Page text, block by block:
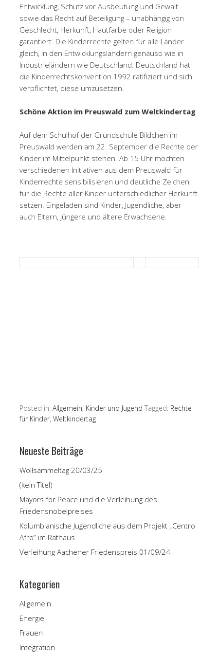
Entwicklung, Schutz vor Ausbeutung und Gewalt
sowie das Recht auf Beteiligung – unabhängig von
Geschlecht, Herkunft, Hautfarbe oder Religion
garantiert. Die Kinderrechte gelten für alle Länder
gleich, in den Entwicklungsländern genauso wie in
Industrieländern wie Deutschland. Deutschland hat
die Kinderrechtskonvention 1992 ratifiziert und sich
verpflichtet, diese umzusetzen.
Schöne Aktion im Preuswald zum Weltkindertag
Auf dem Schulhof der Grundschule Bildchen im
Preuswald werden am 22. September die Rechte der
Kinder im Mittelpunkt stehen. Ab 15 Uhr möchten
verschiedenen Initiativen aus dem Preuswald für
Kinderrechte sensibilisieren und deutliche Zeichen
für die Rechte aller Kinder unterschiedlicher Herkunft
setzen. Eingeladen sind Kinder, Jugendliche, aber
auch Eltern, jüngere und ältere Erwachsene.
Posted in: Allgemein, Kinder und Jugend Tagged: Rechte
für Kinder, Weltkindertag
Neueste Beiträge
Wollsammeltag 20/03/25
(kein Titel)
Mayors for Peace und die Verleihung des
Friedensnobelpreises
Kolumbianische Jugendliche aus dem Projekt „Centro
Afro“ im Rathaus
Verleihung Aachener Friedenspreis 01/09/24
Kategorien
Allgemein
Energie
Frauen
Integration